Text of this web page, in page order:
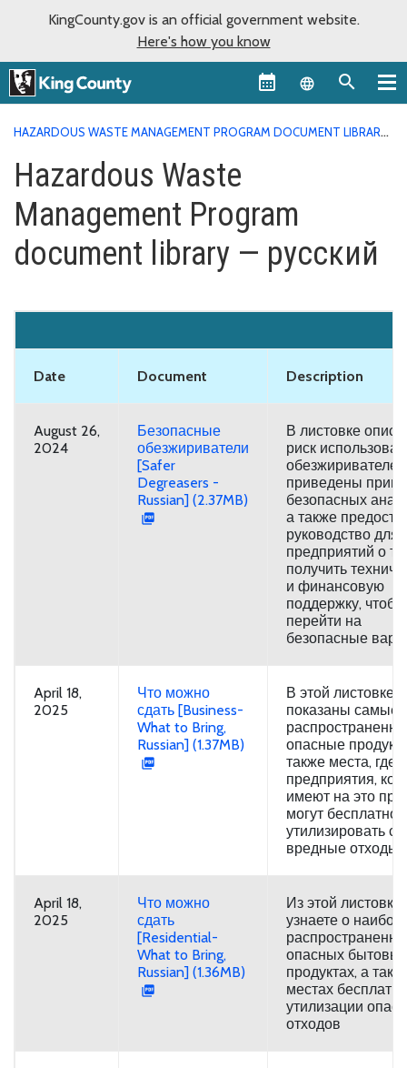
KingCounty.gov is an official government website.
Here's how you know
Language
HAZARDOUS WASTE MANAGEMENT PROGRAM DOCUMENT LIBRARY
LIBRARY — РУССКИЙ
Hazardous Waste
Management Program
document library — русский
Date Document Description
August 26,
2024
Безопасные
обезжириватели
[Safer
Degreasers -
Russian] (2.37MB)
В листовке
риск
приведены
безопасных
а также
руководство для
предприятий о
получить
и финансовую
поддержку, чтобы
перейти на
безопасные
April 18,
2025
Что можно
сдать [Business-
What to Bring,
Russian] (1.37MB)
В этой листовке
показаны самые
опасные
также места, где
предприятия,
имеют на это
могут бесплатно
утилизировать
вредные отходы.
April 18,
2025
Что можно
сдать
[Residential-
What to Bring,
Russian] (1.36MB)
Из этой
узнаете о
опасных бытовых
продуктах, а
местах
утилизации
отходов